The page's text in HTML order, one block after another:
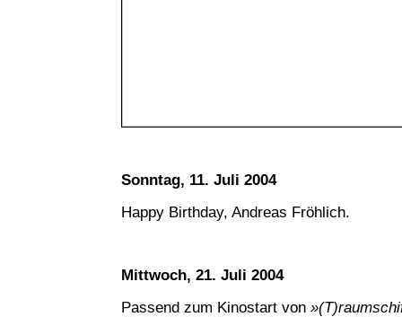
Sonntag, 11. Juli 2004
Happy Birthday, Andreas Fröhlich.
Mittwoch, 21. Juli 2004
Passend zum Kinostart von